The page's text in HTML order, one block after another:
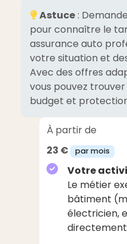
Astuce:
pour connaître le
assurance auto
votre situation et
Avec des offres
vous pouvez
budget et
À partir de
23 €
par mois
Votre
Le métier
bâtiment
électricien,